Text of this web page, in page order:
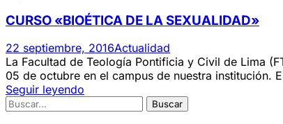
CURSO «BIOÉTICA DE LA SEXUALIDAD»
22 septiembre, 2016Actualidad
La Facultad de Teología Pontificia y Civil de Lima
05 de octubre en el campus de nuestra institución.
Seguir leyendo